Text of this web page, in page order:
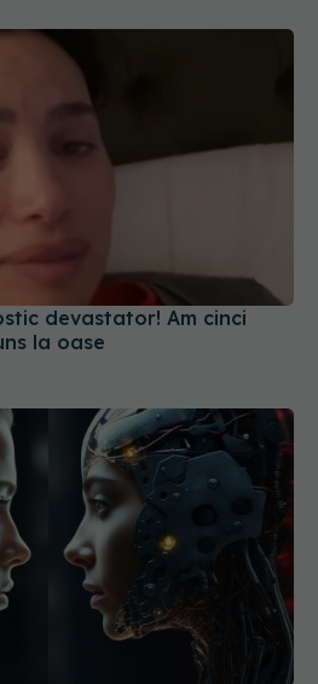
devastator! Am cinci
la oase